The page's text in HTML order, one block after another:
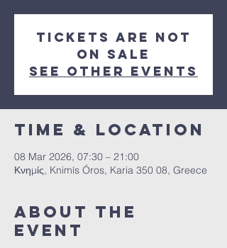
Tickets are not
on sale
See other events
Time & Location
08 Mar 2026, 07:30 – 21:00
Κνημίς, Knimís Óros, Karia 350 08, Greece
About the
event